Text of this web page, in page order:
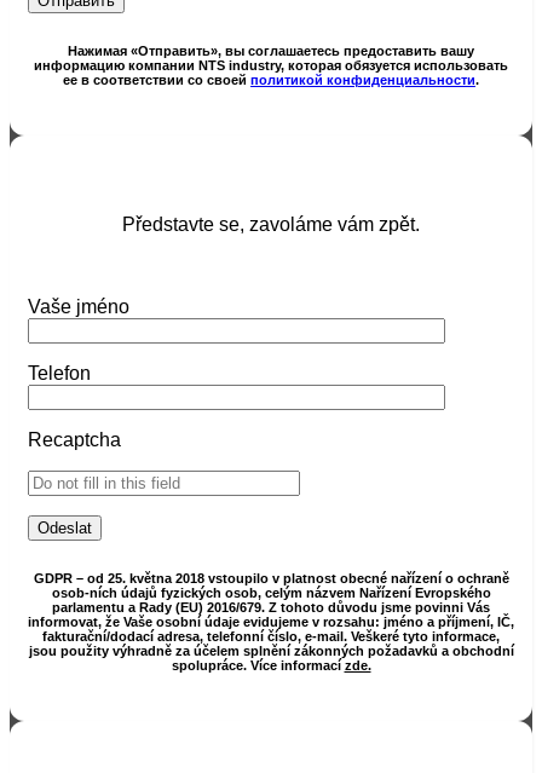
Нажимая «Отправить», вы соглашаетесь предоставить вашу
информацию компании NTS industry, которая обязуется использовать
ее в соответствии со своей политикой конфиденциальности.
Představte se, zavoláme vám zpět.
Vaše jméno
Telefon
Recaptcha
GDPR – od 25. května 2018 vstoupilo v platnost obecné nařízení o ochraně
osob-ních údajů fyzických osob, celým názvem Nařízení Evropského
parlamentu a Rady (EU) 2016/679. Z tohoto důvodu jsme povinni Vás
informovat, že Vaše osobní údaje evidujeme v rozsahu: jméno a příjmení, IČ,
fakturační/dodací adresa, telefonní číslo, e-mail. Veškeré tyto informace,
jsou použity výhradně za účelem splnění zákonných požadavků a obchodní
spolupráce. Více informací zde.